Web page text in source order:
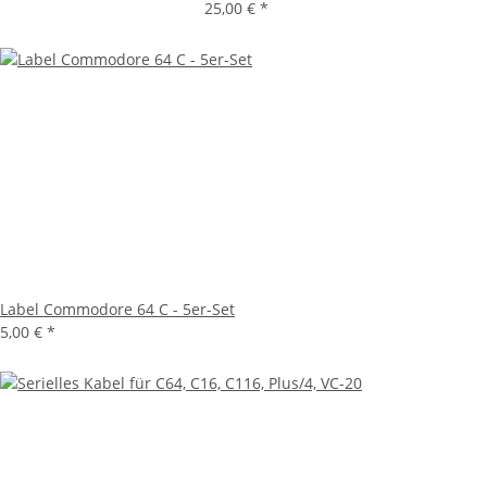
25,00 € *
Label Commodore 64 C - 5er-Set
5,00 € *